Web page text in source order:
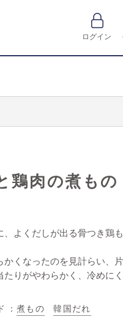
ログイン
鶏肉の煮もの
、よくだしが出る骨つき鶏
かくなったのを見計らい、
たりがやわらかく、冷めにく
煮もの
韓国だれ